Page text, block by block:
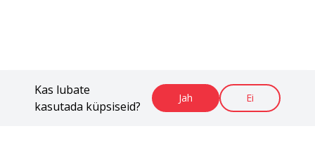
Kas lubate
kasutada küpsiseid?
Jah Ei